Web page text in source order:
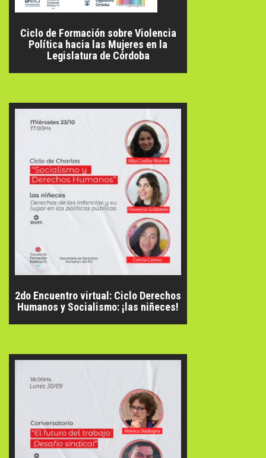
Ciclo de Formación sobre Violencia
Política hacia las Mujeres en la
Legislatura de Córdoba
2do Encuentro virtual: Ciclo Derechos
Humanos y Socialismo: ¡las niñeces!